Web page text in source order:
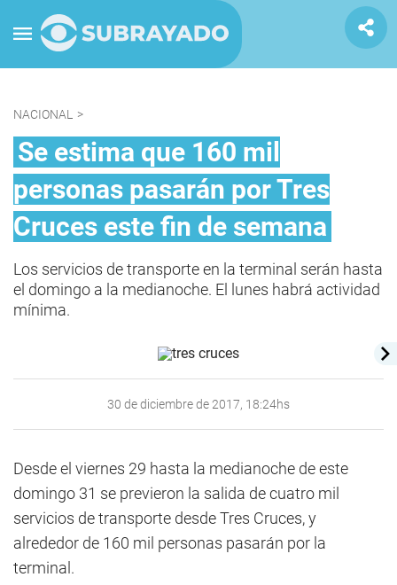
NACIONAL >
Se estima que 160 mil
personas pasarán por Tres
Cruces este fin de semana
Los servicios de transporte en la terminal serán hasta
el domingo a la medianoche. El lunes habrá actividad
mínima.
30 de diciembre de 2017, 18:24hs
Desde el viernes 29 hasta la medianoche de este
domingo 31 se previeron la salida de cuatro mil
servicios de transporte desde Tres Cruces, y
alrededor de 160 mil personas pasarán por la
terminal.